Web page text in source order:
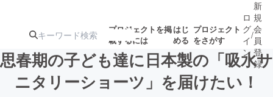
プロジェクトを掲
載するには
はじ
める
プロジェクト
をさがす
ロ
グ
イ
ン
/
新
規
会
員
登
録
思春期の子ども達に日本製の「吸水サ
ニタリーショーツ」を届けたい！